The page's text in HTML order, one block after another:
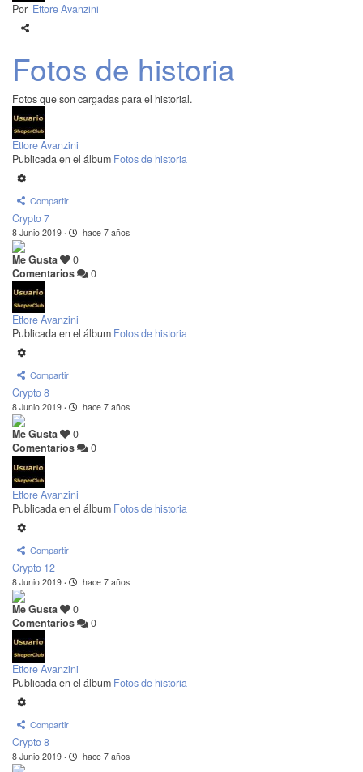
Por Ettore Avanzini
Fotos de historia
Fotos que son cargadas para el historial.
Ettore Avanzini
Publicada en el álbum Fotos de historia
Compartir
Crypto 7
8 Junio 2019 · hace 7 años
Me Gusta
0
Comentarios
0
Ettore Avanzini
Publicada en el álbum Fotos de historia
Compartir
Crypto 8
8 Junio 2019 · hace 7 años
Me Gusta
0
Comentarios
0
Ettore Avanzini
Publicada en el álbum Fotos de historia
Compartir
Crypto 12
8 Junio 2019 · hace 7 años
Me Gusta
0
Comentarios
0
Ettore Avanzini
Publicada en el álbum Fotos de historia
Compartir
Crypto 8
8 Junio 2019 · hace 7 años